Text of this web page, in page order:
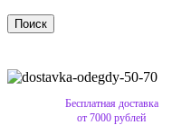
Поиск
Бесплатная доставка
от 7000 рублей